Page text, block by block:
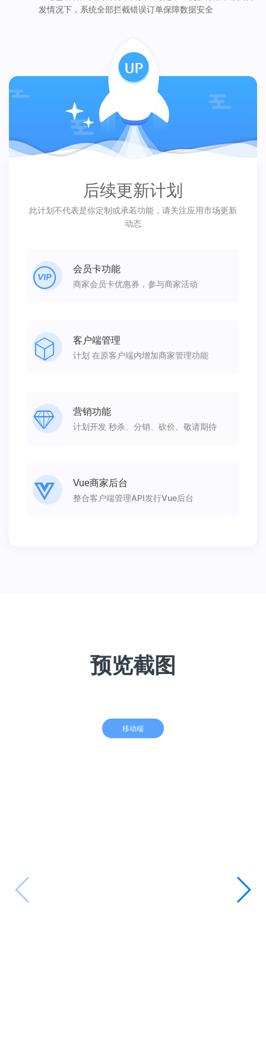
发情况下，系统全部拦截错误订单保障数据安全
后续更新计划
此计划不代表是你定制或承若功能，请关注应用市场更新
动态
会员卡功能
商家会员卡优惠券，参与商家活动
客户端管理
计划 在原客户端内增加商家管理功能
营销功能
计划开发 秒杀、分销、砍价、敬请期待
Vue商家后台
整合客户端管理API发行Vue后台
预览截图
移动端